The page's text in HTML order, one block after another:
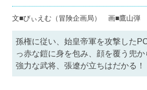
文■びぃえむ（冒険企画局） 画■鷹山弾
孫権に従い、始皇帝軍を攻撃した
っ赤な鎧に身を包み、顔を覆う兜
強力な武将、張遼が立ちはだかる！